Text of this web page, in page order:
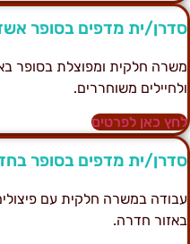
ית מדפים בסופר
חלקית ומפוצלת בסופר
משוחררים.
כאן לפרטים
ית מדפים בסופר
במשרה חלקית עם
חדרה.